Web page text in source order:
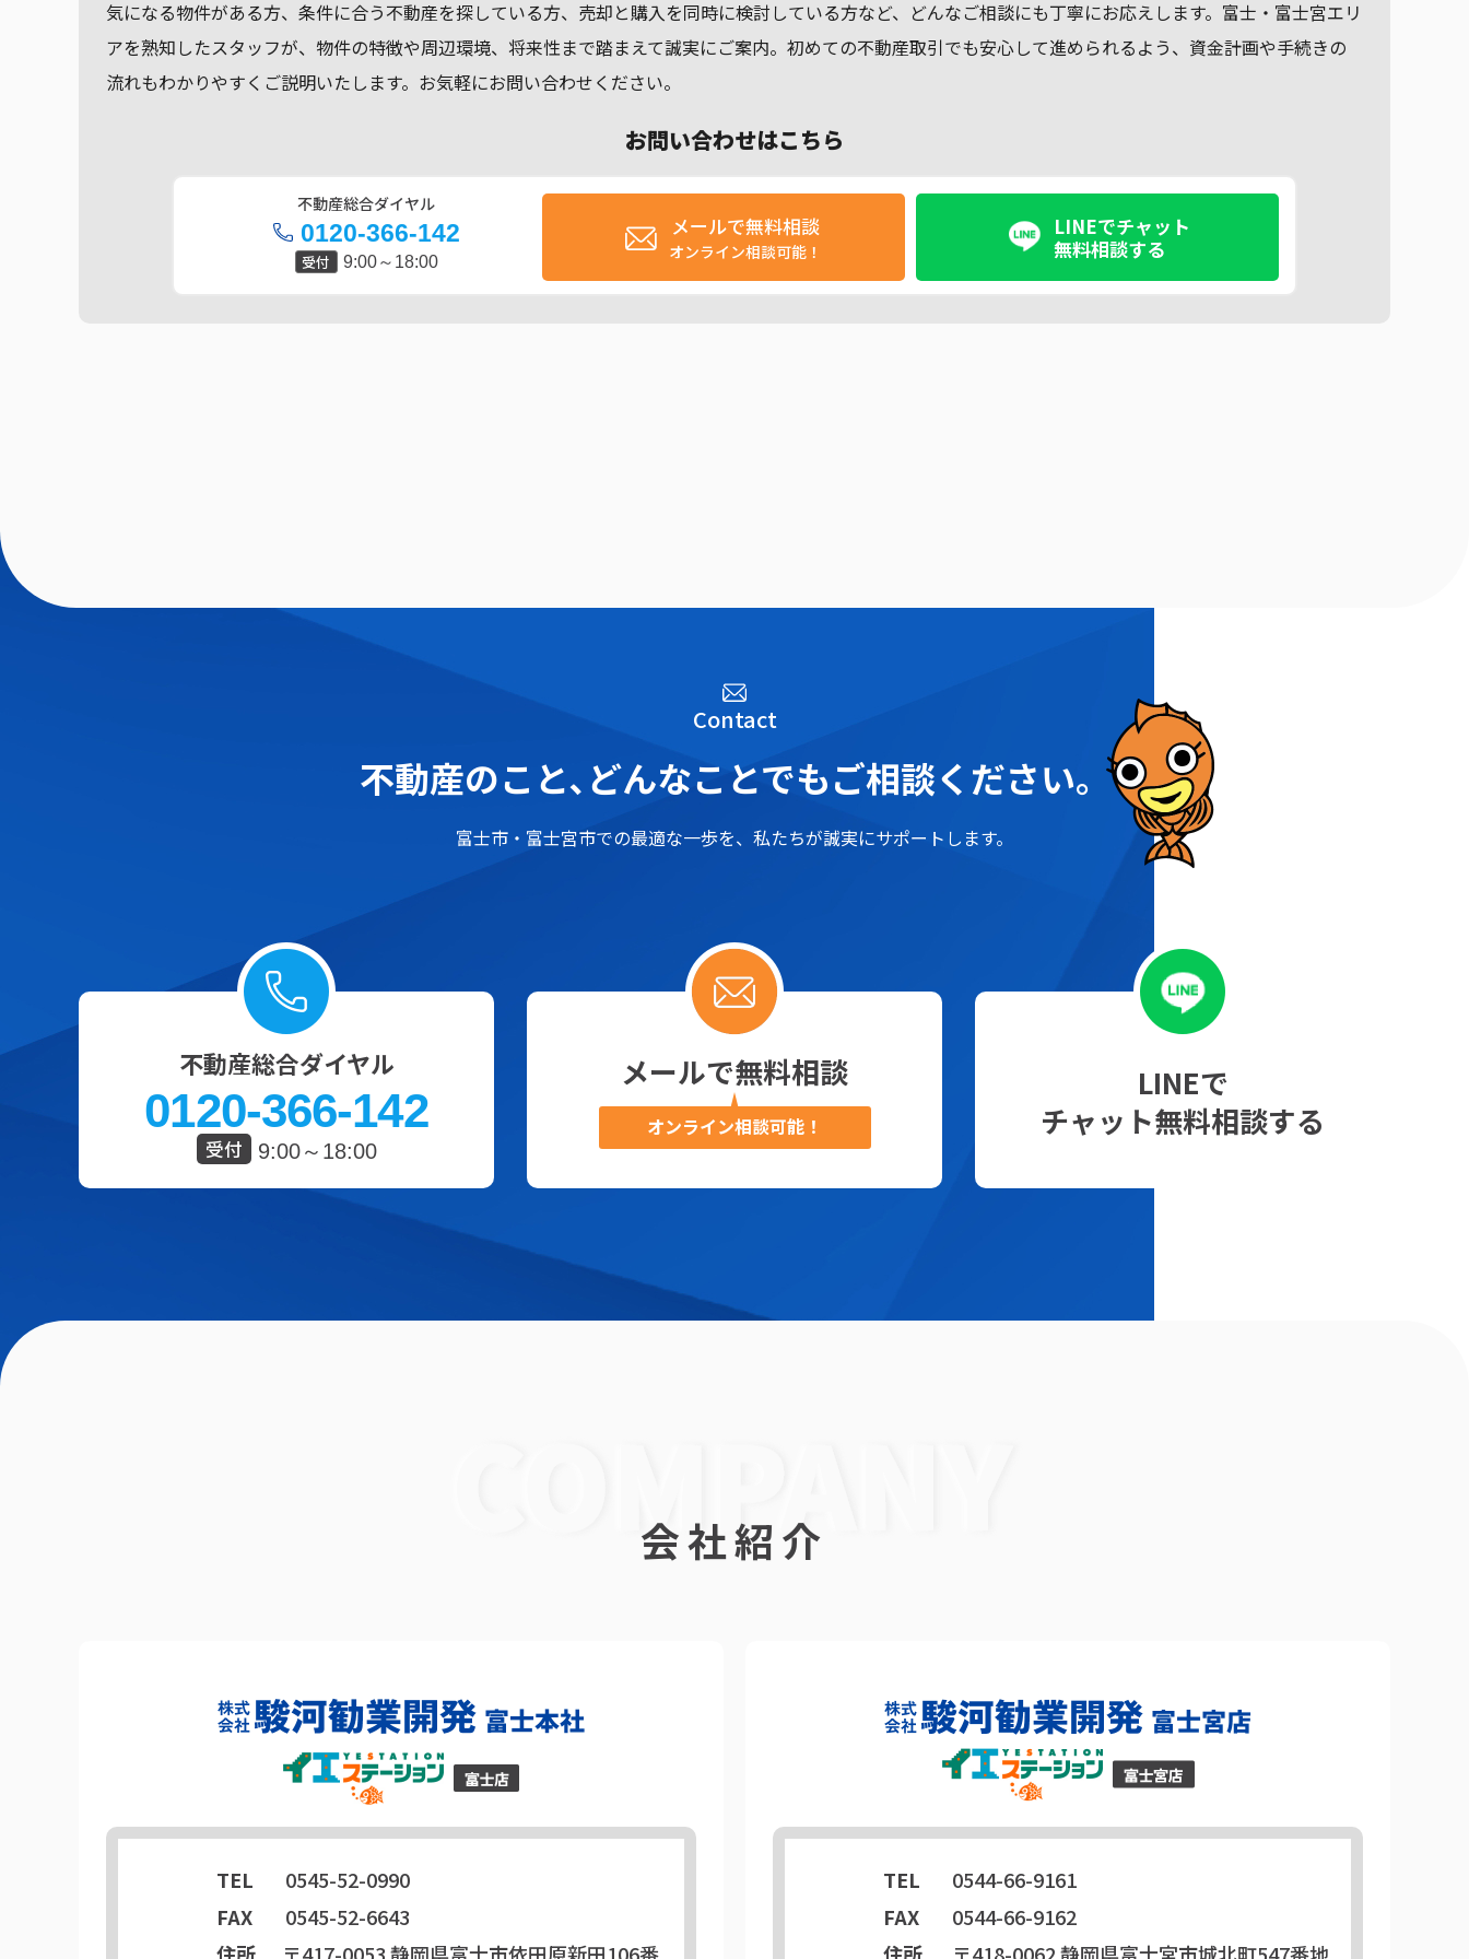
気になる物件がある方、条件に合う不動産を探している方、売却と購入を同時に検討している方など、どんなご相談にも丁寧にお応えします。富士・富士宮エリ
アを熟知したスタッフが、物件の特徴や周辺環境、将来性まで踏まえて誠実にご案内。初めての不動産取引でも安心して進められるよう、資金計画や手続きの
流れもわかりやすくご説明いたします。お気軽にお問い合わせください。
お問い合わせはこちら
不動産総合ダイヤル
0120-366-142
受付 9:00～18:00
メールで無料相談
オンライン相談可能！
LINEでチャット
無料相談する
Contact
不動産のこと､どんなことでもご相談ください。
富士市・富士宮市での最適な一歩を、 私たちが誠実にサポートします。
不動産総合ダイヤル
0120-366-142
受付 9:00～18:00
メールで無料相談
オンライン相談可能！
LINEで
チャット無料相談する
会社紹介
TEL
0545-52-0990
FAX
0545-52-6643
TEL
0544-66-9161
FAX
0544-66-9162